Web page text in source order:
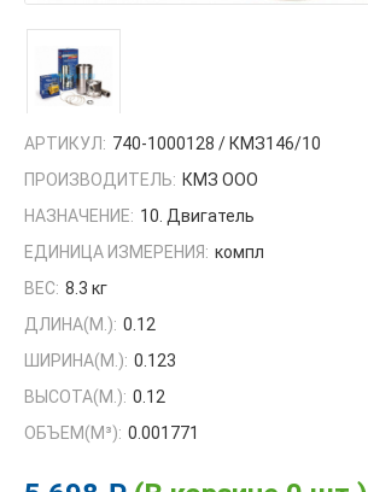
АРТИКУЛ: 740-1000128 / КМЗ146/10
ПРОИЗВОДИТЕЛЬ: КМЗ ООО
НАЗНАЧЕНИЕ: 10. Двигатель
ЕДИНИЦА ИЗМЕРЕНИЯ: компл
ВЕС: 8.3 кг
ДЛИНА(М.): 0.12
ШИРИНА(М.): 0.123
ВЫСОТА(М.): 0.12
ОБЪЕМ(M³): 0.001771